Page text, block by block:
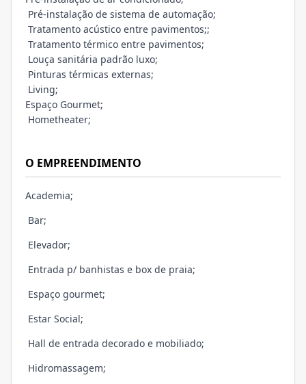
Pré-instalação de sistema de automação;
Tratamento acústico entre pavimentos;;
Tratamento térmico entre pavimentos;
Louça sanitária padrão luxo;
Pinturas térmicas externas;
Living;
Espaço Gourmet;
Hometheater;
O EMPREENDIMENTO
Academia;
Bar;
Elevador;
Entrada p/ banhistas e box de praia;
Espaço gourmet;
Estar Social;
Hall de entrada decorado e mobiliado;
Hidromassagem;